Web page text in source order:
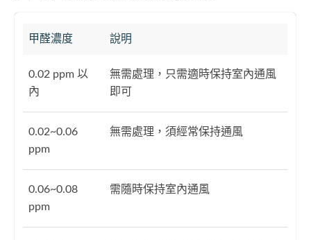
甲醛濃度 說明
0.02 ppm 以
內
無需處理，只需適時保持室內通風
即可
0.02~0.06
ppm
無需處理，須經常保持通風
0.06~0.08
ppm
需隨時保持室內通風